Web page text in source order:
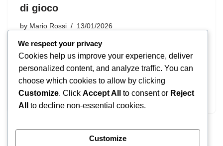
di gioco
by Mario Rossi 13/01/2026
I paddle da pickleball con manico corto sono progettati
per una manovrabilità superiore e un’azione rapida del
polso, rivolgendosi ai giocatori che prosperano sull’agilità
nel loro gioco. Con lunghezze del manico che variano da
4…
We respect your privacy
Cookies help us improve your experience, deliver
personalized content, and analyze traffic. You can
choose which cookies to allow by clicking
Customize. Click Accept All to consent or Reject
All
to decline non-essential cookies.
Customize